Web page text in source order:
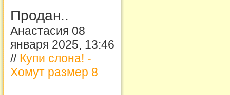
Продан..
Анастасия 08
января 2025, 13:46
// Купи слона! -
Хомут размер 8